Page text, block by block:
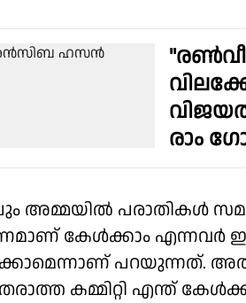
രാം
അമ്മയിൽ പരാതികൾ
കേൾക്കാം എന്നവർ
പറയുന്നത്. അത്
തരാത്ത കമ്മിറ്റി എന്ത്